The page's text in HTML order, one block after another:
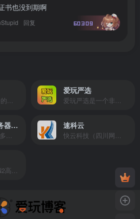
书也没到期啊
回复 60309
慈云数据 – 优秀的云服务器服务商，提供最具有性价比的产品。慈云数据是开发者必不可少的良心云
爱玩严选
爱玩严选是一个非常有保障且性价比极高的虚拟商城，包括但不限于苹果证书、技术指导、会员充值等多种虚拟服务！
莱卡云 – 云服务器提供商
莱卡云布局全球多个地理区域。提供服务有：境外云服务器、国内云服务器、独立服务器、服务器托管、CDN、SSL证书、游戏服务器等业务。
速科云
快云科技（四川网联快云科技有限公司）成立于2021年，主营互联网业务平台服务提供商。公司专注为用户提供低价高性能云计算产品，致力于云计算应用的易用性开发，并引导云计算在国内普及
量芯云 - 提供CN2高速香港美国云服务器&专业高防服务器租用等云服务器供应商